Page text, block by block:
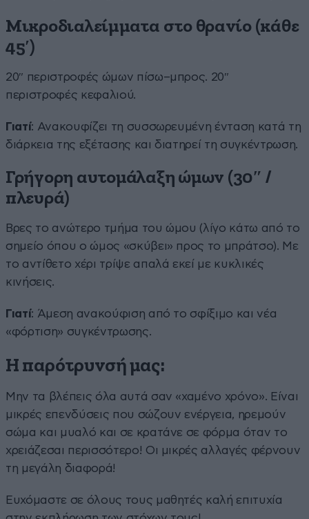
Μικροδιαλείμματα στο θρανίο (κάθε
45′)
20″ περιστροφές ώμων πίσω–μπρος. 20″
περιστροφές κεφαλιού.
Γιατί: Ανακουφίζει τη συσσωρευμένη ένταση κατά τη
διάρκεια της εξέτασης και διατηρεί τη συγκέντρωση.
Γρήγορη αυτομάλαξη ώμων (30″ /
πλευρά)
Βρες το ανώτερο τμήμα του ώμου (λίγο κάτω από το
σημείο όπου ο ώμος «σκύβει» προς το μπράτσο). Με
το αντίθετο χέρι τρίψε απαλά εκεί με κυκλικές
κινήσεις.
Γιατί: Άμεση ανακούφιση από το σφίξιμο και νέα
«φόρτιση» συγκέντρωσης.
Η παρότρυνσή μας:
Μην τα βλέπεις όλα αυτά σαν «χαμένο χρόνο». Είναι
μικρές επενδύσεις που σώζουν ενέργεια, ηρεμούν
σώμα και μυαλό και σε κρατάνε σε φόρμα όταν το
χρειάζεσαι περισσότερο! Οι μικρές αλλαγές φέρνουν
τη μεγάλη διαφορά!
Ευχόμαστε σε όλους τους μαθητές καλή επιτυχία